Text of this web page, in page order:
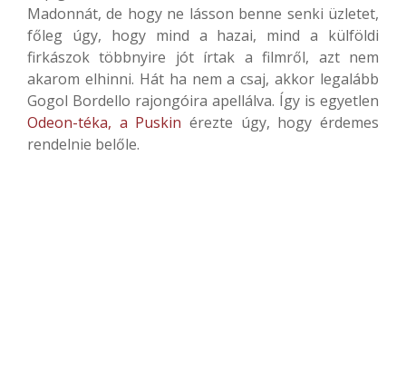
Madonnát, de hogy ne lásson benne senki üzletet,
főleg úgy, hogy mind a hazai, mind a külföldi
firkászok többnyire jót írtak a filmről, azt nem
akarom elhinni. Hát ha nem a csaj, akkor legalább
Gogol Bordello rajongóira apellálva. Így is egyetlen
Odeon-téka, a Puskin érezte úgy, hogy érdemes
rendelnie belőle.